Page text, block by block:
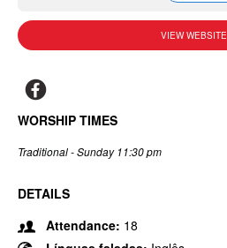
VIEW WEBSITE
WORSHIP TIMES
Traditional - Sunday 11:30 pm
DETAILS
Attendance: 18